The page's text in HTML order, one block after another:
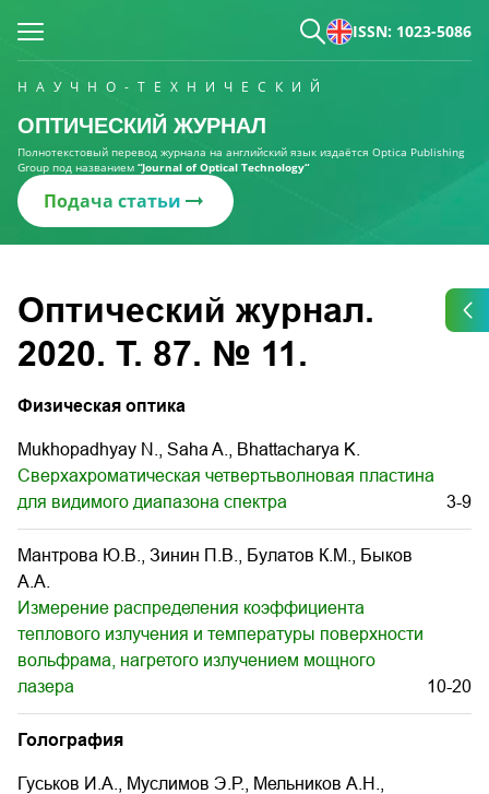
ISSN: 1023-5086
НАУЧНО-ТЕХНИЧЕСКИЙ
ОПТИЧЕСКИЙ ЖУРНАЛ
Полнотекстовый перевод журнала на английский язык издаётся Optica Publishing
Group под названием “Journal of Optical Technology“
Подача статьи
Оптический журнал.
2020. Т. 87. № 11.
Физическая оптика
Mukhopadhyay N., Saha A., Bhattacharya K.
Сверхахроматическая четвертьволновая пластина
для видимого диапазона спектра
3-9
Мантрова Ю.В., Зинин П.В., Булатов К.М., Быков
А.А.
Измерение распределения коэффициента
теплового излучения и температуры поверхности
вольфрама, нагретого излучением мощного
лазера
10-20
Голография
Гуськов И.А., Муслимов Э.Р., Мельников А.Н.,